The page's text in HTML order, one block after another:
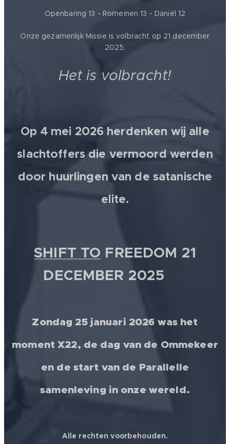
Openbaring 13 - Romeinen 13 - Daniël 12
Onze gezamenlijk Missie is volbracht op 21 december
2025.
Het is volbracht!
Op 4 mei 2026 herdenken wij alle
slachtoffers die vermoord werden
door huurlingen van de satanische
elite.
SHIFT TO FREEDOM 21
DECEMBER 2025 💫
Zondag 25 januari 2026 was het
moment X22, de dag van de Ommekeer
en de start van de Parallelle
samenleving in onze wereld.
Alle rechten voorbehouden.